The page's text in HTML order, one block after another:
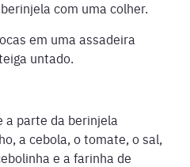
com uma colher.
em uma assadeira
untado.
a parte da berinjela
a cebola, o tomate, o sal,
e a farinha de